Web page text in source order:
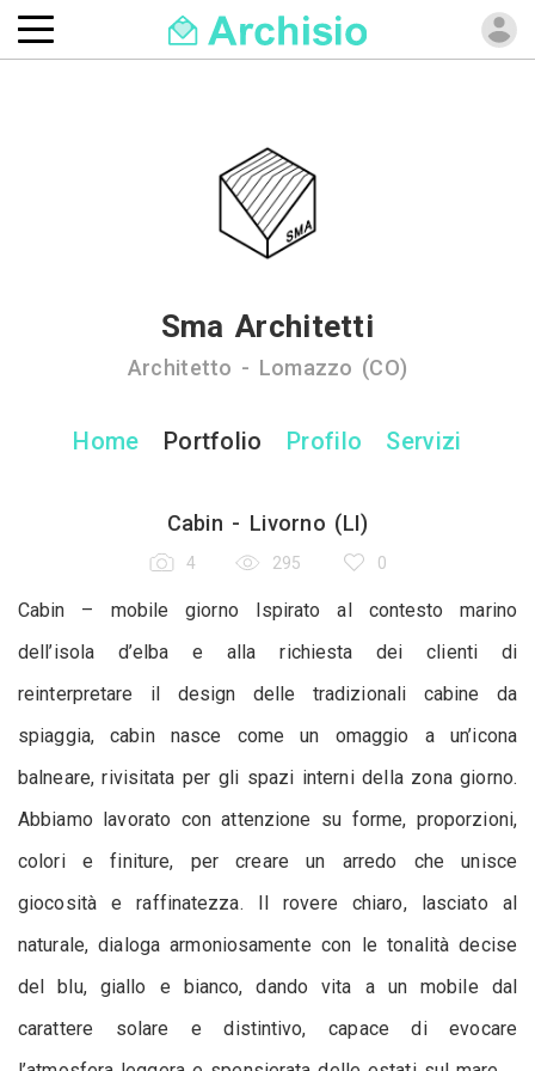
Sma Architetti
Architetto - Lomazzo (CO)
Home Portfolio Profilo Servizi
Cabin - Livorno (LI)
4 295 0
Cabin – mobile giorno Ispirato al contesto marino
dell’isola d’elba e alla richiesta dei clienti di
reinterpretare il design delle tradizionali cabine da
spiaggia, cabin nasce come un omaggio a un’icona
balneare, rivisitata per gli spazi interni della zona giorno.
Abbiamo lavorato con attenzione su forme, proporzioni,
colori e finiture, per creare un arredo che unisce
giocosità e raffinatezza. Il rovere chiaro, lasciato al
naturale, dialoga armoniosamente con le tonalità decise
del blu, giallo e bianco, dando vita a un mobile dal
carattere solare e distintivo, capace di evocare